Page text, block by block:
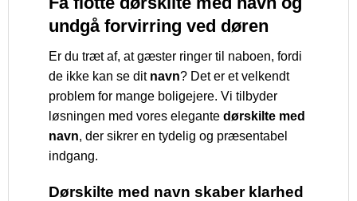
undgå forvirring ved døren
Er du træt af, at gæster ringer til naboen, fordi
de ikke kan se dit navn? Det er et velkendt
problem for mange boligejere. Vi tilbyder
løsningen med vores elegante dørskilte med
navn, der sikrer en tydelig og præsentabel
indgang.
Dørskilte med navn skaber klarhed